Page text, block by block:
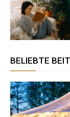
BELIEBTE